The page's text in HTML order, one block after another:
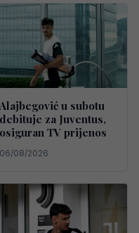
Alajbegović u subotu
debituje za Juventus,
osiguran TV prijenos
06/08/2026